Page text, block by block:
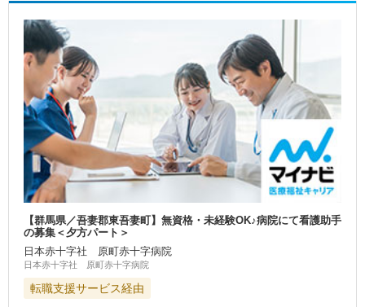
【群馬県／吾妻郡東吾妻町】無資格・未経験OK♪病院にて看護助手
の募集＜夕方パート＞
日本赤十字社 原町赤十字病院
日本赤十字社 原町赤十字病院
転職支援サービス経由